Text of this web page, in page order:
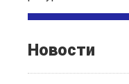
Новости